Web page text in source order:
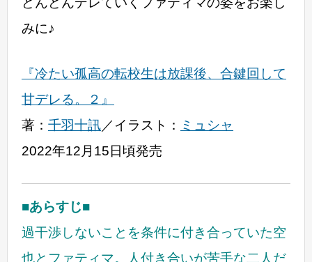
みに♪
『冷たい孤高の転校生は放課後、合鍵回して
甘デレる。２』
著： 千羽十訊／イラスト： ミュシャ
2022年12月15日頃発売
■あらすじ■
過干渉しないことを条件に付き合っていた空
也とファティマ。人付き合いが苦手な二人だ